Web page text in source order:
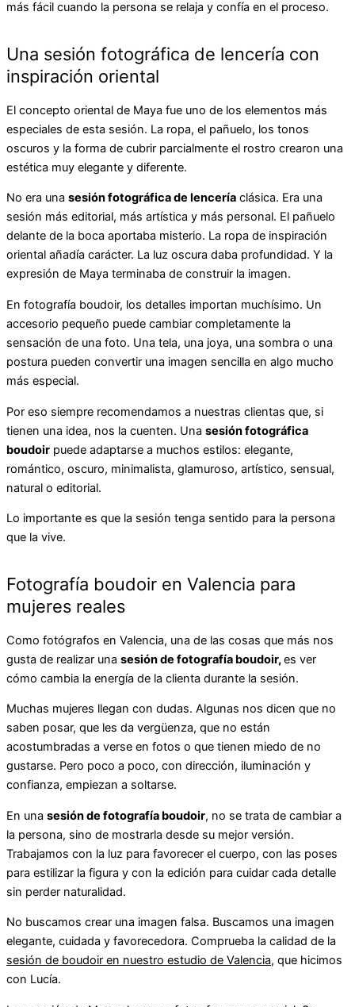
más fácil cuando la persona se relaja y confía en el proceso.
Una sesión fotográfica de lencería con
inspiración oriental
El concepto oriental de Maya fue uno de los elementos más
especiales de esta sesión. La ropa, el pañuelo, los tonos
oscuros y la forma de cubrir parcialmente el rostro crearon una
estética muy elegante y diferente.
No era una sesión fotográfica de lencería clásica. Era una
sesión más editorial, más artística y más personal. El pañuelo
delante de la boca aportaba misterio. La ropa de inspiración
oriental añadía carácter. La luz oscura daba profundidad. Y la
expresión de Maya terminaba de construir la imagen.
En fotografía boudoir, los detalles importan muchísimo. Un
accesorio pequeño puede cambiar completamente la
sensación de una foto. Una tela, una joya, una sombra o una
postura pueden convertir una imagen sencilla en algo mucho
más especial.
Por eso siempre recomendamos a nuestras clientas que, si
tienen una idea, nos la cuenten. Una sesión fotográfica
boudoir puede adaptarse a muchos estilos: elegante,
romántico, oscuro, minimalista, glamuroso, artístico, sensual,
natural o editorial.
Lo importante es que la sesión tenga sentido para la persona
que la vive.
Fotografía boudoir en Valencia para
mujeres reales
Como fotógrafos en Valencia, una de las cosas que más nos
gusta de realizar una sesión de fotografía boudoir,es ver
cómo cambia la energía de la clienta durante la sesión.
Muchas mujeres llegan con dudas. Algunas nos dicen que no
saben posar, que les da vergüenza, que no están
acostumbradas a verse en fotos o que tienen miedo de no
gustarse. Pero poco a poco, con dirección, iluminación y
confianza, empiezan a soltarse.
En una sesión de fotografía boudoir, no se trata de cambiar a
la persona, sino de mostrarla desde su mejor versión.
Trabajamos con la luz para favorecer el cuerpo, con las poses
para estilizar la figura y con la edición para cuidar cada detalle
sin perder naturalidad.
No buscamos crear una imagen falsa. Buscamos una imagen
elegante, cuidada y favorecedora. Comprueba la calidad de la
sesión de boudoir en nuestro estudio de Valencia, que hicimos
con Lucía.